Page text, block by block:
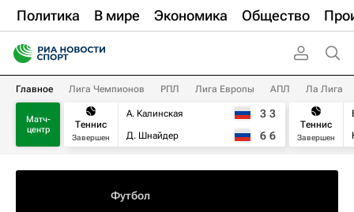
Политика В мире Экономика Общество
Главное Лига Чемпионов РПЛ Лига Европы АПЛ Ла Лига
Матч-
центр
Теннис
Завершен
А. Калинская
Д. Шнайдер
3 3
6 6
Теннис
Завершен
Футбол